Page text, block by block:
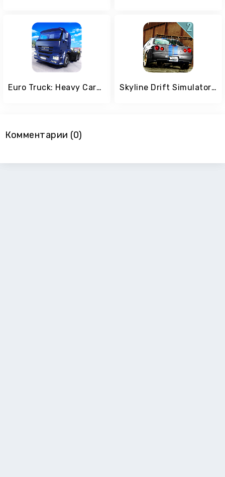
Euro Truck: Heavy Cargo Transport Delivery Game 3D Skyline Drift Simulator 2
Комментарии (0)